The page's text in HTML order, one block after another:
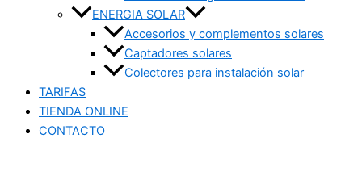
ENERGIA SOLAR
Accesorios y complementos solares
Captadores solares
Colectores para instalación solar
TARIFAS
TIENDA ONLINE
CONTACTO